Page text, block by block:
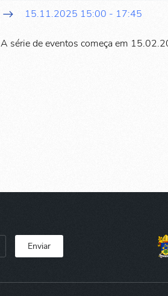
15.11.2025 15:00 - 17:45
A série de eventos começa em
Enviar